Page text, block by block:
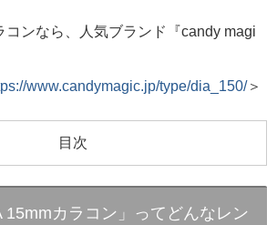
ンなら、人気ブランド『candy magi
www.candymagic.jp/type/dia_150/＞
目次
15mmカラコン」ってどんなレン